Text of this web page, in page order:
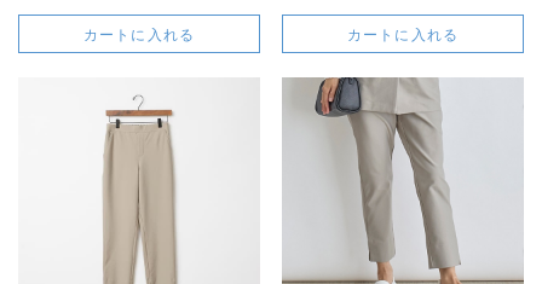
カートに入れる カートに入れる